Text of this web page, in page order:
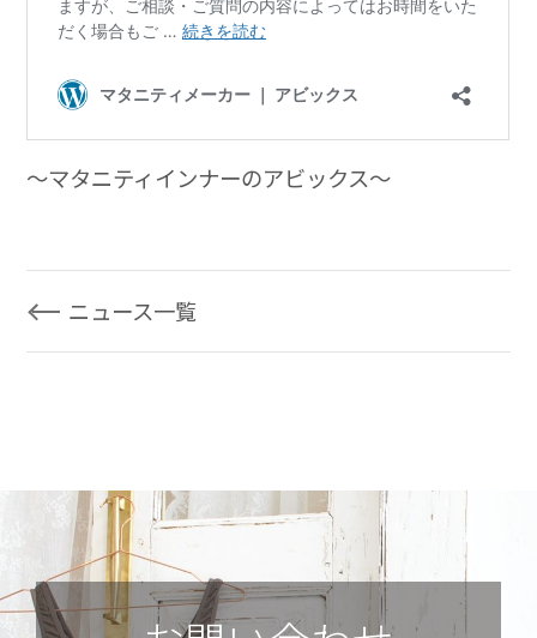
～マタニティインナーのアビックス～
ニュース一覧